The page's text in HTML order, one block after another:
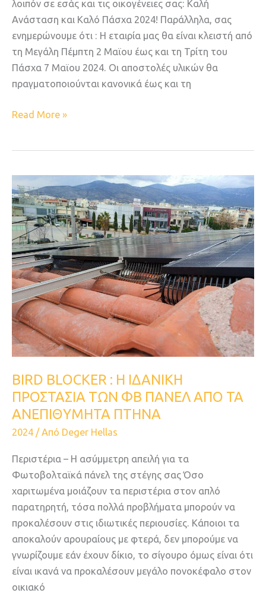
λοιπόν σε εσάς και τις οικογένειες σας: Καλή
Ανάσταση και Καλό Πάσχα 2024! Παράλληλα, σας
ενημερώνουμε ότι : Η εταιρία μας θα είναι κλειστή από
τη Μεγάλη Πέμπτη 2 Μαϊου έως και τη Τρίτη του
Πάσχα 7 Μαϊου 2024. Oι αποστολές υλικών θα
πραγματοποιούνται κανονικά έως και τη
Read More »
BIRD BLOCKER : Η ΙΔΑΝΙΚΗ
ΠΡΟΣΤΑΣΙΑ ΤΩΝ ΦΒ ΠΑΝΕΛ ΑΠΟ ΤΑ
ΑΝΕΠΙΘΥΜΗΤΑ ΠΤΗΝΑ
2024 / Από Deger Hellas
Περιστέρια – Η ασύμμετρη απειλή για τα
Φωτοβολταϊκά πάνελ της στέγης σας Όσο
χαριτωμένα μοιάζουν τα περιστέρια στον απλό
παρατηρητή, τόσα πολλά προβλήματα μπορούν να
προκαλέσουν στις ιδιωτικές περιουσίες. Κάποιοι τα
αποκαλούν αρουραίους με φτερά, δεν μπορούμε να
γνωρίζουμε εάν έχουν δίκιο, το σίγουρο όμως είναι ότι
είναι ικανά να προκαλέσουν μεγάλο πονοκέφαλο στον
οικιακό
BIRD
BLOCKER
:
Η
ΙΔΑΝΙΚΗ
ΠΡΟΣΤΑΣΙΑ
ΤΩΝ
ΦΒ
ΠΑΝΕΛ
ΑΠΟ
ΤΑ
ΑΝΕΠΙΘΥΜΗΤΑ
ΠΤΗΝΑ